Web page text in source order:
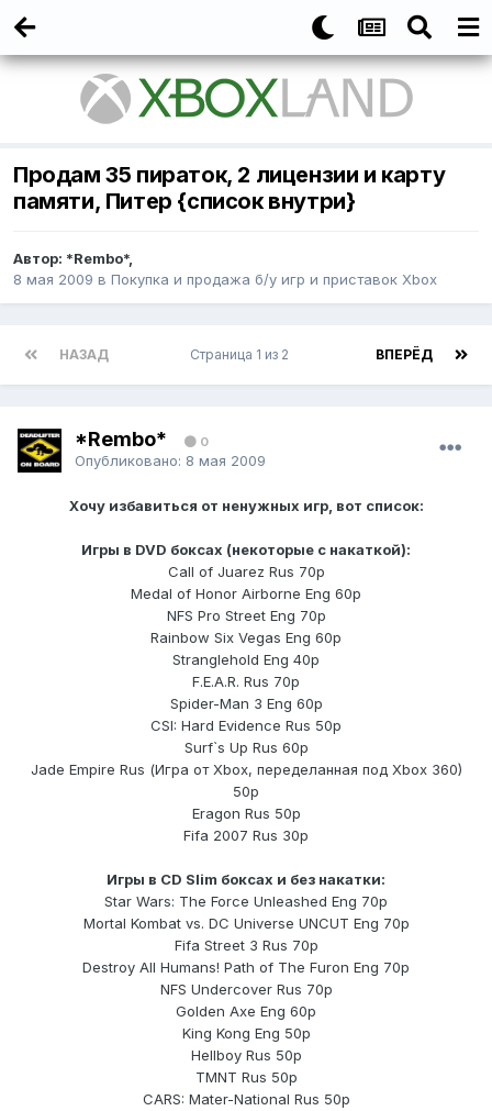
Продам 35 пираток, 2 лицензии и карту
памяти, Питер {список внутри}
Автор: *Rembo*,
8 мая 2009 в Покупка и продажа б/у игр и приставок Xbox
НАЗАД ВПЕРЁД
Страница 1 из 2
*Rembo* 0
Опубликовано: 8 мая 2009
Хочу избавиться от ненужных игр, вот список:
Игры в DVD боксах (некоторые с накаткой):
Call of Juarez Rus 70р
Medal of Honor Airborne Eng 60р
NFS Pro Street Eng 70р
Rainbow Six Vegas Eng 60р
Stranglehold Eng 40р
F.E.A.R. Rus 70р
Spider-Man 3 Eng 60р
CSI: Hard Evidence Rus 50р
Surf`s Up Rus 60р
Jade Empire Rus (Игра от Xbox, переделанная под Xbox 360)
50р
Eragon Rus 50р
Fifa 2007 Rus 30р
Игры в CD Slim боксах и без накатки:
Star Wars: The Force Unleashed Eng 70р
Mortal Kombat vs. DC Universe UNCUT Eng 70р
Fifa Street 3 Rus 70р
Destroy All Humans! Path of The Furon Eng 70р
NFS Undercover Rus 70р
Golden Axe Eng 60р
King Kong Eng 50р
Hellboy Rus 50р
TMNT Rus 50р
CARS: Mater-National Rus 50р